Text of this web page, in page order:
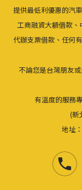
提供最低利優惠的汽
工商融資大額借款、
代辦支票借款、任何
不論您是台灣朋友
有溫度的服務
(新
地址